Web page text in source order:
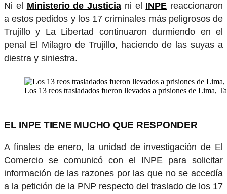
Ni el Ministerio de Justicia ni el INPE reaccionaron
a estos pedidos y los 17 criminales más peligrosos de
Trujillo y La Libertad continuaron durmiendo en el
penal El Milagro de Trujillo, haciendo de las suyas a
diestra y siniestra.
Los 13 reos trasladados fueron llevados a prisiones de Lima,
EL INPE TIENE MUCHO QUE RESPONDER
A finales de enero, la unidad de investigación de El
Comercio se comunicó con el INPE para solicitar
información de las razones por las que no se accedía
a la petición de la PNP respecto del traslado de los 17